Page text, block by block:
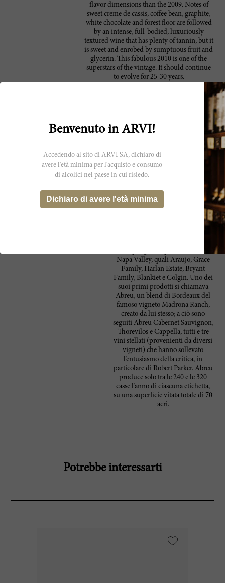
flavor dimensions than the 2009. Notes of
sweet creme de cassis, coffee bean, graphite,
white chocolate and forest floor are followed
by an intense, full-bodied, luxuriously
textured wine that has plenty of tannin, but it
is sweet and enrobed by sumptuous fruit and
glycerin. This fabulous 2010 is one of the
superstars of the vintage. It should continue
to evolve for 25-30 years.
Abreu Vineyard
Abreu Vineyards è stata fondata nel
1987 dal noto viticoltore David
Abreu, appartenente alla terza
generazione originaria della Napa
Valley. Il suo percorso ha avuto
inizio con dei lavoretti estivi a
Inglenook e Caymus e, man mano
che il tempo passava, ha iniziato ad
appassionarsi alla viticoltura. Nel
vitivinicola, prima di dare vita alla
propria tenuta. Abreu ha maturato
Napa Valley, quali Araujo, Grace
Family, Harlan Estate, Bryant
Family, Blankiet e Colgin. Uno dei
suoi primi prodotti si chiamava
Abreu, un blend di Bordeaux del
famoso vigneto Madrona Ranch,
creato da lui stesso; a ciò sono
seguiti Abreu Cabernet Sauvignon,
Thorevilos e Cappella, tutti e tre
vini stellati (provenienti da diversi
vigneti) che hanno sollevato
l’entusiasmo della critica, in
particolare di Robert Parker. Abreu
produce solo tra le 240 e le 320
casse l’anno di ciascuna etichetta,
su una superficie vitata totale di 70
acri.
Potrebbe interessarti
Benvenuto in ARVI!
Accedendo al sito di ARVI SA, dichiaro di
avere l'età minima per l'acquisto e consumo
di alcolici nel paese in cui risiedo.
Dichiaro di avere l'età minima